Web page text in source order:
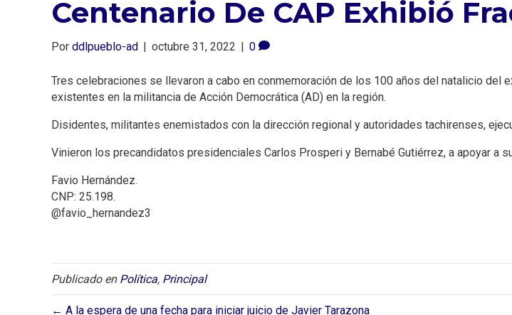
Centenario De CAP Exhibió
Por ddlpueblo-ad | octubre 31, 2022 | 0
Tres celebraciones se llevaron a cabo en conmemoración de los 100 años del natalicio
existentes en la militancia de Acción Democrática (AD) en la región.
Disidentes, militantes enemistados con la dirección regional y autoridades tachirenses,
Vinieron los precandidatos presidenciales Carlos Prosperi y Bernabé Gutiérrez, a apoyar a
Favio Hernández.
CNP: 25.198.
@favio_hernandez3
Publicado en Política, Principal
← A la espera de una fecha para iniciar juicio de Javier Tarazona